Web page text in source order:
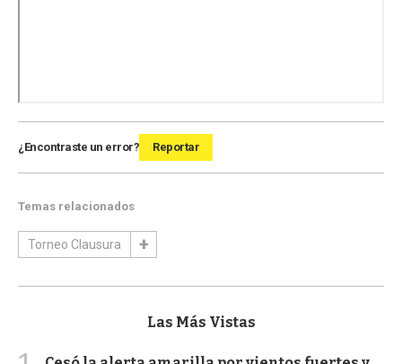
¿Encontraste un error? Reportar
Temas relacionados
Torneo Clausura
Las Más Vistas